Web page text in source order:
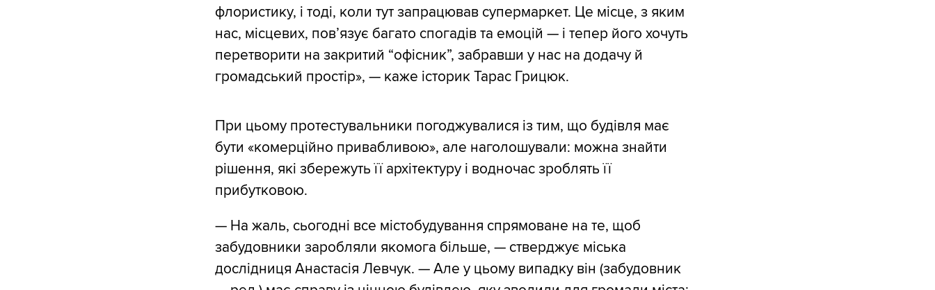
флористику, і тоді, коли тут запрацював супермаркет. Це місце, з яким
нас, місцевих, пов’язує багато спогадів та емоцій — і тепер його хочуть
перетворити на закритий “офісник”, забравши у нас на додачу й
громадський простір», — каже історик Тарас Грицюк.
При цьому протестувальники погоджувалися із тим, що будівля має
бути «комерційно привабливою», але наголошували: можна знайти
рішення, які збережуть її архітектуру і водночас зроблять її
прибутковою.
— На жаль, сьогодні все містобудування спрямоване на те, щоб
забудовники заробляли якомога більше, — стверджує міська
дослідниця Анастасія Левчук. — Але у цьому випадку він (забудовник